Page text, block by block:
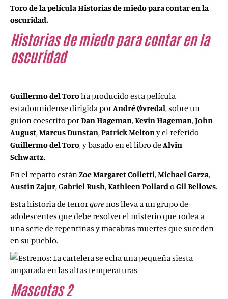
Toro de la películaHistorias de miedo para contar en la
oscuridad.
Historias de miedo para contar en la
oscuridad(
Guillermo del Toroha producido esta película
estadounidense dirigida porAndré Øvredal, sobre un
guion coescrito porDan Hageman,Kevin Hageman,John
August,Marcus Dunstan,Patrick Meltony el referido
Guillermo del Toro, y basado en el libro deAlvin
Schwartz.
En el reparto estánZoe Margaret Colletti,Michael Garza,
Austin Zajur,Gabriel Rush,Kathleen Pollardo Gil Bellows.
Esta historia de terrorgorenos lleva a un grupo de
adolescentes que debe resolver el misterio que rodea a
una serie de repentinas y macabras muertes que suceden
en su pueblo.
Mascotas 2(